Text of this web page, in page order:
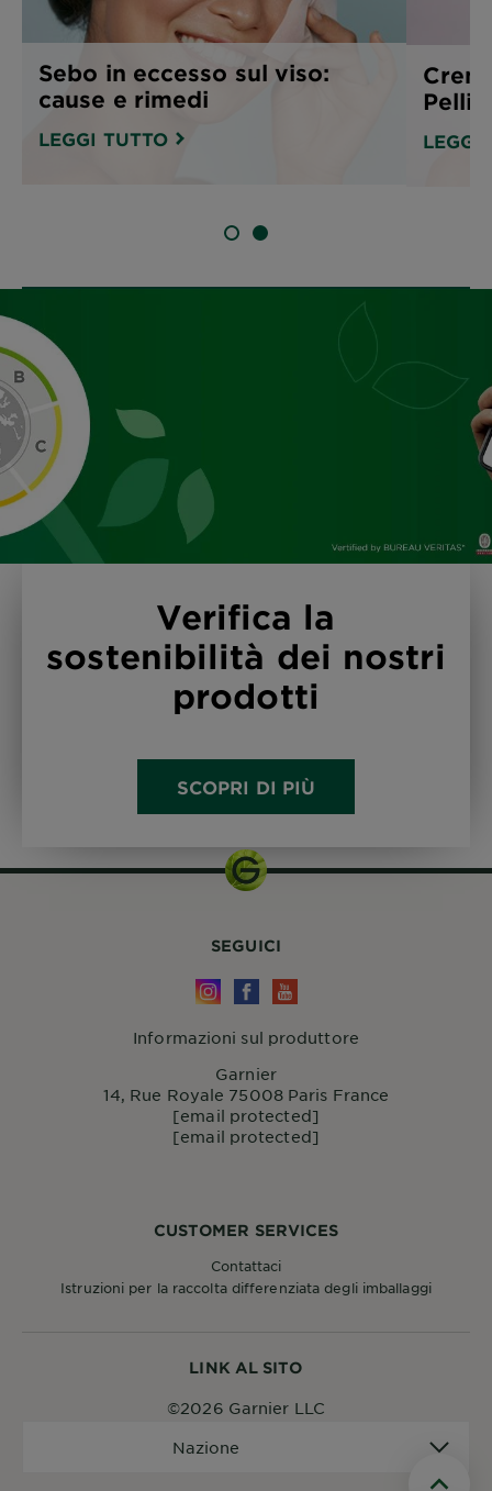
Sebo in eccesso sul viso:
cause e rimedi
LEGGI TUTTO
Pelli
LEGGI
SLIDE 1SLIDE 2
Verifica la
sostenibilità dei nostri
prodotti
SCOPRI DI PIÙ
LINK AL SITO
Nazione
©2026 Garnier LLC
CUSTOMER SERVICES
Contattaci
Istruzioni per la raccolta differenziata degli imballaggi
SEGUICI
Informazioni sul produttore
Garnier
14, Rue Royale 75008 Paris France
[email protected]
[email protected]